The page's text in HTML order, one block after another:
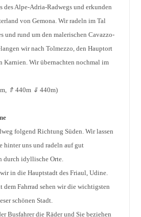
des Alpe-Adria-Radwegs und erkunden
von Gemona. Wir radeln im Tal
und rund um den malerischen Cavazzo-
wir nach Tolmezzo, den Hauptort
Karnien. Wir übernachten nochmal im
⇑440m ⇓440m)
folgend Richtung Süden. Wir lassen
hinter uns und radeln auf gut
durch idyllische Orte.
in die Hauptstadt des Friaul, Udine.
Fahrrad sehen wir die wichtigsten
schönen Stadt.
Busfahrer die Räder und Sie beziehen